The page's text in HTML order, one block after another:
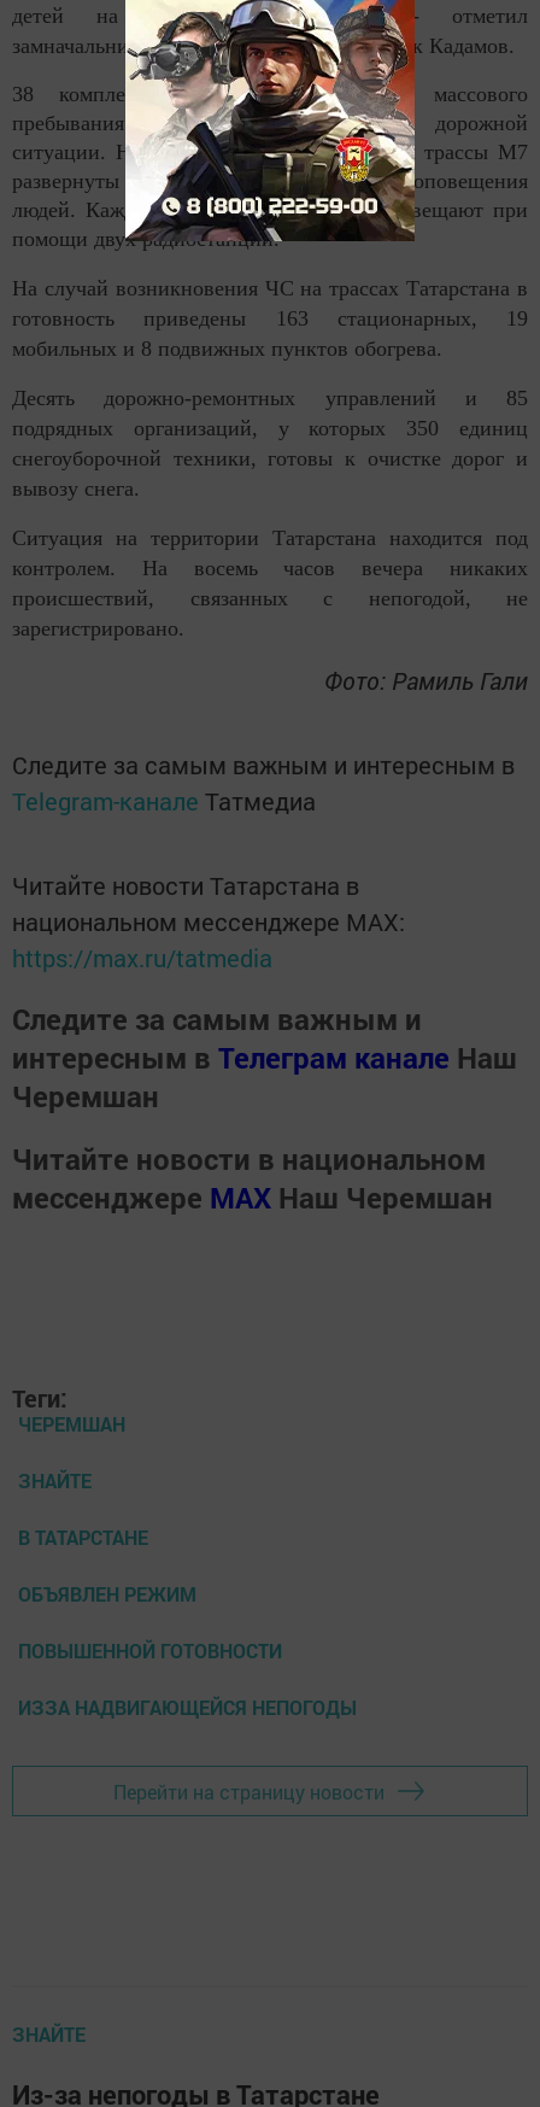
детей на дальние расстояния», - отметил
замначальника ГУ МЧС России по РТ Ирек Кадамов.
38 комплексов ОКСИОН в местах массового
пребывания людей информируют о дорожной
ситуации. На 812-м и 1041-м километрах трассы М7
развернуты два мобильных комплекса оповещения
людей. Каждый час дальнобойщиков оповещают при
помощи двух радиостанций.
На случай возникновения ЧС на трассах Татарстана в
готовность приведены 163 стационарных, 19
мобильных и 8 подвижных пунктов обогрева.
Десять дорожно-ремонтных управлений и 85
подрядных организаций, у которых 350 единиц
снегоуборочной техники, готовы к очистке дорог и
вывозу снега.
Ситуация на территории Татарстана находится под
контролем. На восемь часов вечера никаких
происшествий, связанных с непогодой, не
зарегистрировано.
Фото: Рамиль Гали
Следите за самым важным и интересным в
Telegram-канале Татмедиа
Читайте новости Татарстана в
национальном мессенджере MАХ:
https://max.ru/tatmedia
Следите за самым важным и
интересным в Телеграм канале Наш
Черемшан
Читайте новости в национальном
мессенджере MАХ Наш Черемшан
Теги:
ЧЕРЕМШАН
ЗНАЙТЕ
В ТАТАРСТАНЕ
ОБЪЯВЛЕН РЕЖИМ
ПОВЫШЕННОЙ ГОТОВНОСТИ
ИЗЗА НАДВИГАЮЩЕЙСЯ НЕПОГОДЫ
Перейти на страницу новости
ЗНАЙТЕ
Из-за непогоды в Татарстане